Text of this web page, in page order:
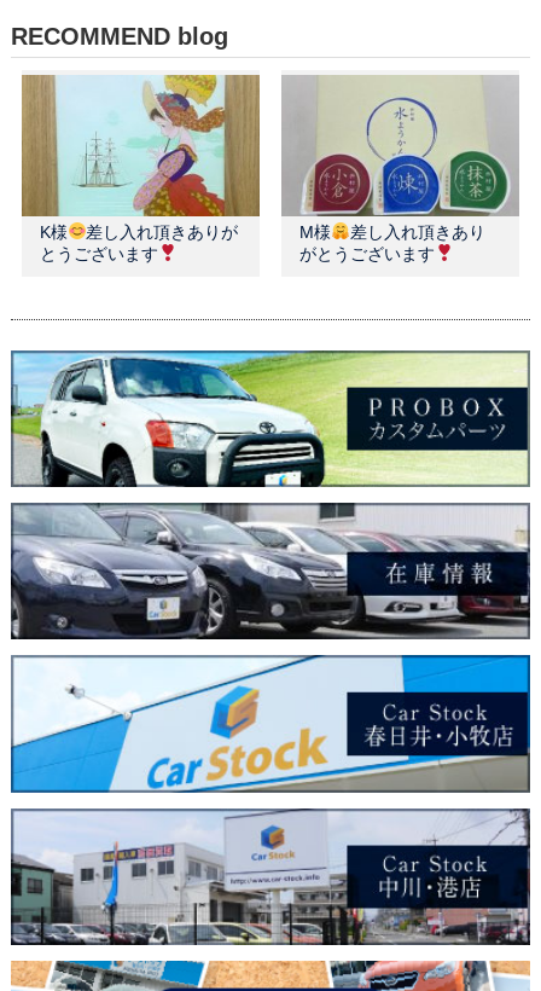
RECOMMEND blog
K様
差し入れ頂きありが
とうございます
M様
差し入れ頂きあり
がとうございます